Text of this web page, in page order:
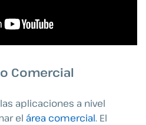
Comercial
aplicaciones a nivel
el área comercial. El